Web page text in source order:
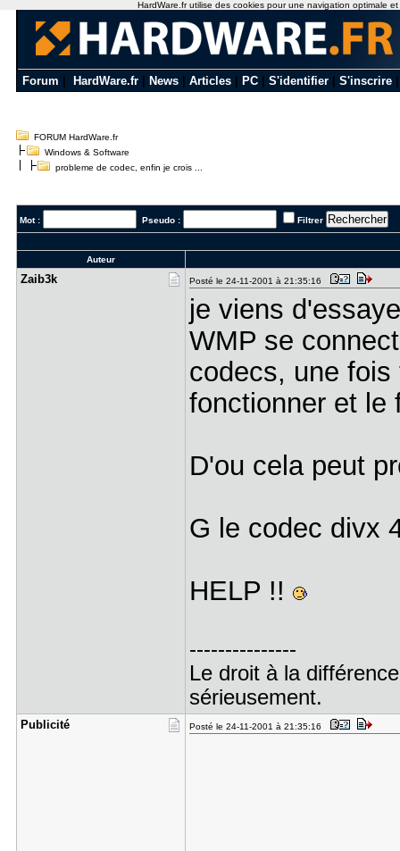
Forum HardWare.fr News Articles PC S'identifier S'inscrire
FORUM HardWare.fr
Windows & Software
probleme de codec, enfin je crois ...
Mot : Pseudo : Filtrer
Auteur
Zaib3k Posté le 24-11-2001 à 21:35:16
je viens
WMP se
codecs, une
fonctionner et le
D'ou cela peut
G le codec divx
HELP !!
---------------
Le droit à la
sérieusement.
Publicité Posté le 24-11-2001 à 21:35:16
HardWare.fr utilise des cookies pour une navigation optimale